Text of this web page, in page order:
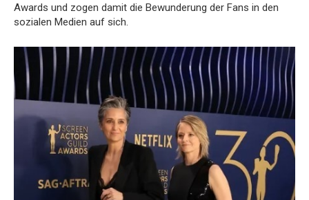
Awards und zogen damit die Bewunderung der Fans in den
sozialen Medien auf sich.